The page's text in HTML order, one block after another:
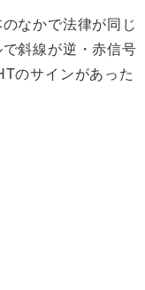
なかで法律が同じ
斜線が逆・赤信号
のサインがあった